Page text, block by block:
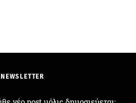
NEWSLETTER